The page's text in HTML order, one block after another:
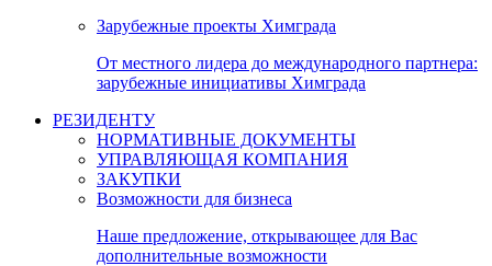
Зарубежные проекты Химграда
От местного лидера до международного партнера:
зарубежные инициативы Химграда
РЕЗИДЕНТУ
НОРМАТИВНЫЕ ДОКУМЕНТЫ
УПРАВЛЯЮЩАЯ КОМПАНИЯ
ЗАКУПКИ
Возможности для бизнеса
Наше предложение, открывающее для Вас
дополнительные возможности